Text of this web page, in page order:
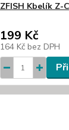
ZFISH Kbelík Z-
199 Kč
164 Kč bez DPH